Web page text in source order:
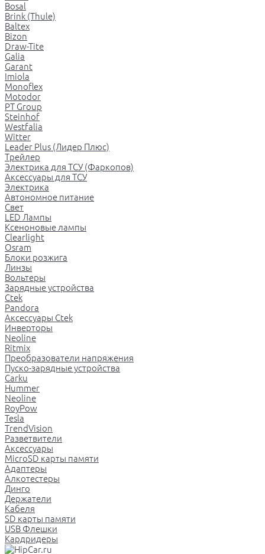
Bosal
Brink (Thule)
Baltex
Bizon
Draw-Tite
Galia
Garant
Imiola
Monoflex
Motodor
PT Group
Steinhof
Westfalia
Witter
Leader Plus (Лидер Плюс)
Трейлер
Электрика для ТСУ (Фаркопов)
Аксессуары для ТСУ
Электрика
Автономное питание
Свет
LED Лампы
Ксеноновые лампы
Clearlight
Osram
Блоки розжига
Линзы
Вольтеры
Зарядные устройства
Ctek
Pandora
Аксессуары Ctek
Инверторы
Neoline
Ritmix
Преобразователи напряжения
Пуско-зарядные устройства
Carku
Hummer
Neoline
RoyPow
Tesla
TrendVision
Разветвители
Аксессуары
MicroSD карты памяти
Адаптеры
Алкотестеры
Динго
Держатели
Кабеля
SD карты памяти
USB Флешки
Кардридеры